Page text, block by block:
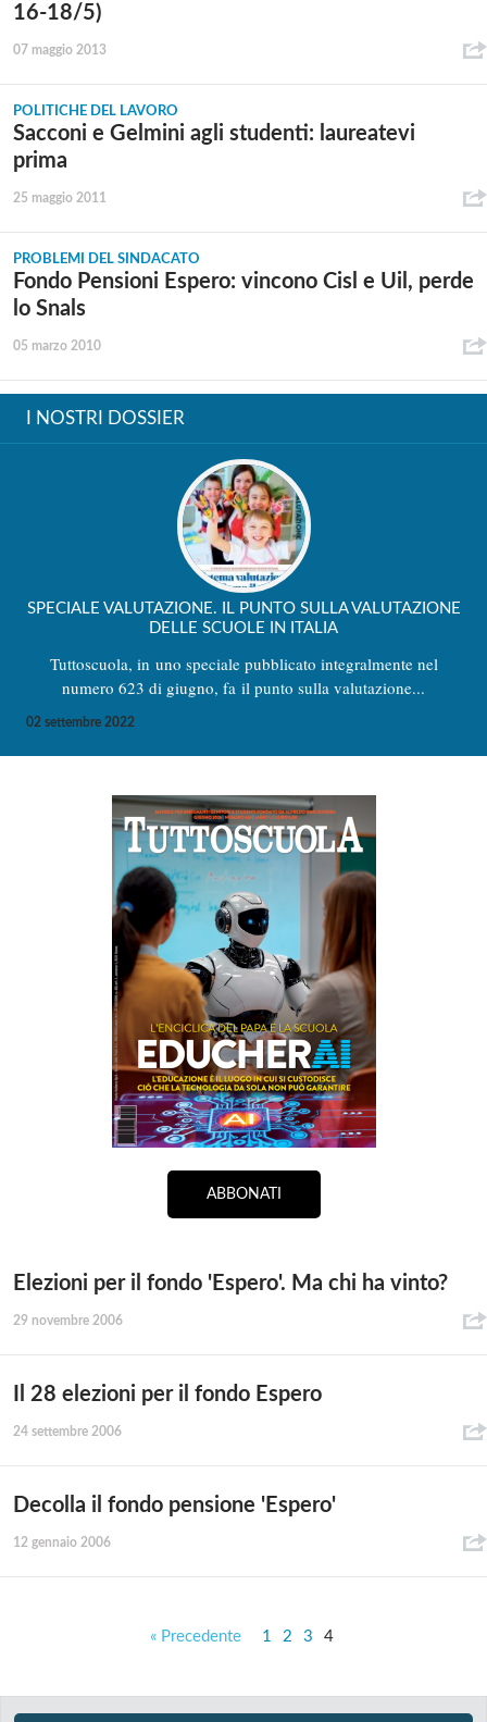
16-18/5)
07 maggio 2013
POLITICHE DEL LAVORO
Sacconi e Gelmini agli studenti: laureatevi
prima
25 maggio 2011
PROBLEMI DEL SINDACATO
Fondo Pensioni Espero: vincono Cisl e Uil, perde
lo Snals
05 marzo 2010
I NOSTRI DOSSIER
SPECIALE VALUTAZIONE. IL PUNTO SULLA VALUTAZIONE
DELLE SCUOLE IN ITALIA
Tuttoscuola, in uno speciale pubblicato integralmente nel
numero 623 di giugno, fa il punto sulla valutazione...
02 settembre 2022
ABBONATI
Elezioni per il fondo 'Espero'. Ma chi ha vinto?
29 novembre 2006
Il 28 elezioni per il fondo Espero
24 settembre 2006
Decolla il fondo pensione 'Espero'
12 gennaio 2006
« Precedente 1 2 3 4